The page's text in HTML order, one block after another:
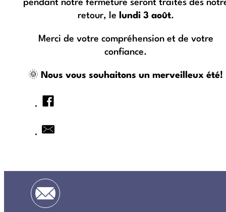
pendant notre fermeture seront traités dès
retour, le
lundi 3 août.
Merci de votre compréhension et de votre
confiance.
🌞 Nous vous souhaitons un merveilleux été!